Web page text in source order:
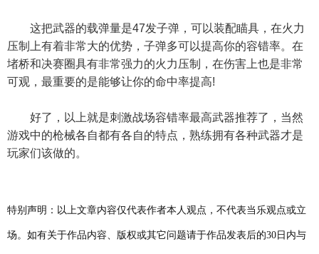
这把武器的载弹量是47发子弹，可以装配瞄具，在火力
压制上有着非常大的优势，子弹多可以提高你的容错率。在
堵桥和决赛圈具有非常强力的火力压制，在伤害上也是非常
可观，最重要的是能够让你的命中率提高!
好了，以上就是刺激战场容错率最高武器推荐了，当然
游戏中的枪械各自都有各自的特点，熟练拥有各种武器才是
玩家们该做的。
特别声明：以上文章内容仅代表作者本人观点，不代表当乐观点或立
场。如有关于作品内容、版权或其它问题请于作品发表后的30日内与